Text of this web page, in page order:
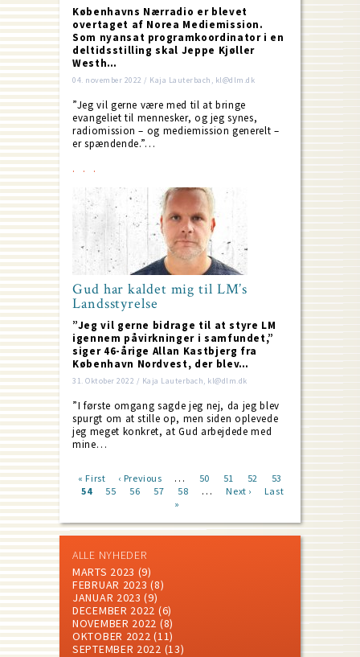
Københavns Nærradio er blevet
overtaget af Norea Mediemission.
Som nyansat programkoordinator i en
deltidsstilling skal Jeppe Kjøller
Westh…
04. november 2022 / Kaja Lauterbach, kl@dlm.dk
”Jeg vil gerne være med til at bringe
evangeliet til mennesker, og jeg synes,
radiomission – og mediemission generelt –
er spændende.”…
Gud har kaldet mig til LM’s
Landsstyrelse
”Jeg vil gerne bidrage til at styre LM
igennem påvirkninger i samfundet,”
siger 46-årige Allan Kastbjerg fra
København Nordvest, der blev…
31. Oktober 2022 / Kaja Lauterbach, kl@dlm.dk
”I første omgang sagde jeg nej, da jeg blev
spurgt om at stille op, men siden oplevede
jeg meget konkret, at Gud arbejdede med
mine…
Pagination
First
page
« First
Previous
page
‹ Previous … Page
50 Page
51 Page
52 Page
53
Current
54 Page
55 Page
56 Page
57 Page
58 …
Next
Next ›
Last
Last
»
ALLE NYHEDER
MARTS 2023 (9)
FEBRUAR 2023 (8)
JANUAR 2023 (9)
DECEMBER 2022 (6)
NOVEMBER 2022 (8)
OKTOBER 2022 (11)
SEPTEMBER 2022 (13)